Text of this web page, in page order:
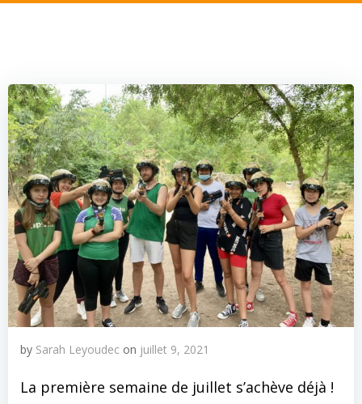
by Sarah Leyoudec on juillet 9, 2021
La première semaine de juillet s’achève déjà !